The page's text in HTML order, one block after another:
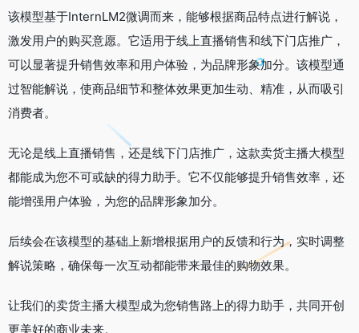
该模型基于InternLM2微调而来，能够根据商品特点进行解说，
激发用户的购买意愿。它适用于线上直播销售和线下门店推广，
可以显著提升销售效率和用户体验，为品牌形象加分。该模型通
过智能解说，使商品细节和整体效果更加生动、精准，从而吸引
消费者。
无论是线上直播销售，还是线下门店推广，这款卖货主播大模型
都能成为您不可或缺的得力助手。它不仅能够提升销售效率，还
能增强用户体验，为您的品牌形象加分。
后续会在该模型的基础上新增根据用户的反馈和行为，实时调整
解说策略，确保每一次互动都能带来最佳的购物效果。
让我们的卖货主播大模型成为您销售路上的得力助手，共同开创
更美好的商业未来。